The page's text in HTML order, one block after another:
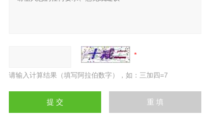
请输入计算结果（填写阿拉伯数字），如：三加四=7